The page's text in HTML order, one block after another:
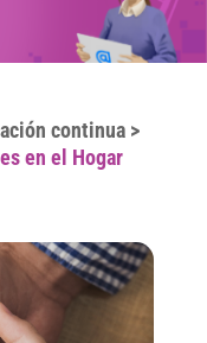
continua >
en el Hogar